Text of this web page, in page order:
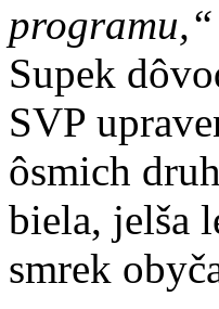
programu,“
Supek
SVP
ôsmich
biela, jelša
smrek